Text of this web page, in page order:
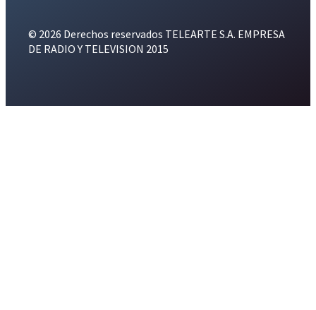
© 2026 Derechos reservados TELEARTE S.A. EMPRESA
DE RADIO Y TELEVISION 2015